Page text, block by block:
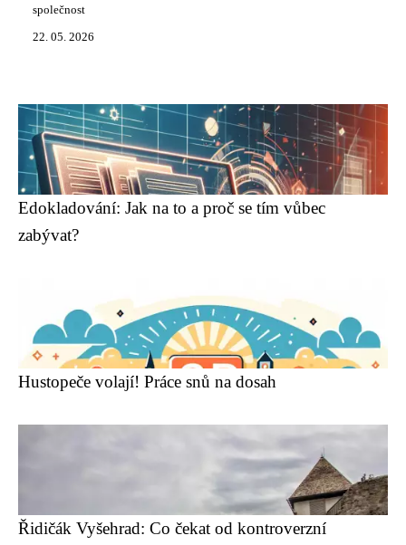
společnost
22. 05. 2026
Edokladování: Jak na to a proč se tím vůbec
zabývat?
Hustopeče volají! Práce snů na dosah
Řidičák Vyšehrad: Co čekat od kontroverzní